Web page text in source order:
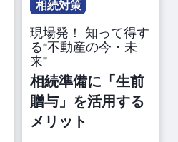
相続対策
現場発！ 知って得す
る“不動産の今・未
来”
相続準備に「生前
贈与」を活用する
メリット